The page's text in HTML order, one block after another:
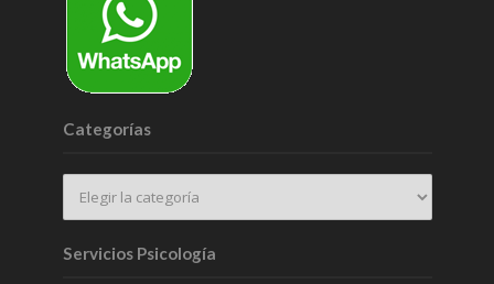
Categorías
Servicios Psicología